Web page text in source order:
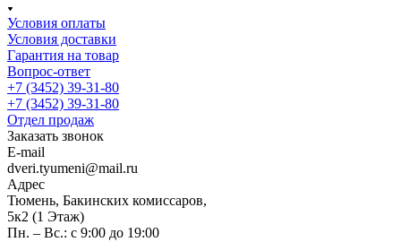
Условия оплаты
Условия доставки
Гарантия на товар
Вопрос-ответ
+7 (3452) 39-31-80
+7 (3452) 39-31-80
Отдел продаж
Заказать звонок
E-mail
dveri.tyumeni@mail.ru
Адрес
Тюмень, Бакинских комиссаров,
5к2 (1 Этаж)
Пн. – Вс.: с 9:00 до 19:00